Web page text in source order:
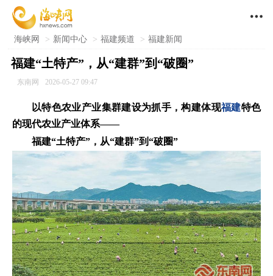

海峡网 > 新闻中心 > 福建频道 > 福建新闻
福建“土特产”，从“建群”到“破圈”
东南网 2026-05-27 09:47
以特色农业产业集群建设为抓手，构建体现福建特色
的现代农业产业体系——
福建“土特产”，从“建群”到“破圈”